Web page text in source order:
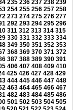
235 236 237 238 239
254 255 256 257 258
273 274 275 276 277
292 293 294 295 296
311 312 313 314 315
330 331 332 333 334
349 350 351 352 353
368 369 370 371 372
387 388 389 390 391
406 407 408 409 410
425 426 427 428 429
444 445 446 447 448
463 464 465 466 467
482 483 484 485 486
501 502 503 504 505